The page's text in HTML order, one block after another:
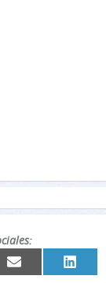
Compartir
en
Email
en